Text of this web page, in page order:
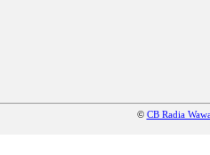
© CB Radia